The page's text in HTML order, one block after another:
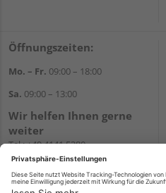
Öffnungszeiten:
Mo. – Fr. 09:00 – 18:00
Sa. 09:00 – 13:00
Wir helfen Ihnen gerne
weiter
Tel.:+49 4141 5380
E-Mail:shop@holzland-funk.de
WhatsApp